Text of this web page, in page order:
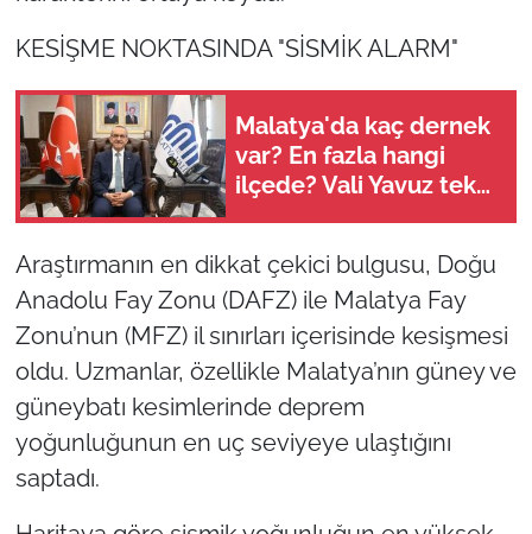
KESİŞME NOKTASINDA "SİSMİK ALARM"
Malatya'da kaç dernek
var? En fazla hangi
ilçede? Vali Yavuz tek
Araştırmanın en dikkat çekici bulgusu, Doğu
Anadolu Fay Zonu (DAFZ) ile Malatya Fay
Zonu’nun (MFZ) il sınırları içerisinde kesişmesi
oldu. Uzmanlar, özellikle Malatya’nın güney ve
güneybatı kesimlerinde deprem
yoğunluğunun en uç seviyeye ulaştığını
saptadı.